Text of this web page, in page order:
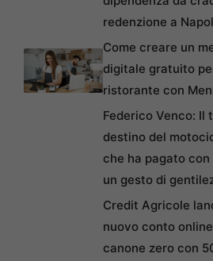
redenzione a
Come creare un
digitale gratuito
ristorante con
Federico Venco: Il
destino del
che ha pagato
un gesto di
Credit Agricole
nuovo conto
canone zero con